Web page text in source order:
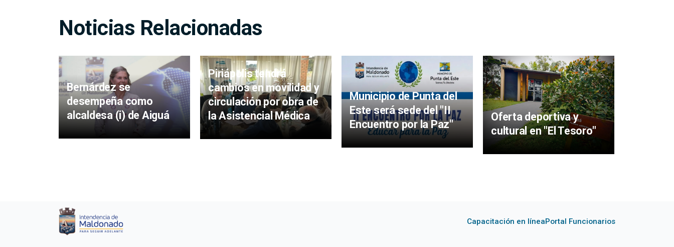
Noticias Relacionadas
Bernárdez se
desempeña como
alcaldesa (i) de Aiguá
Piriápolis tendrá
cambios en movilidad y
circulación por obra de
la Asistencial Médica
Municipio de Punta del
Este será sede del "II
Encuentro por la Paz"
Oferta deportiva y
cultural en "El Tesoro"
Capacitación en líneaPortal Funcionarios